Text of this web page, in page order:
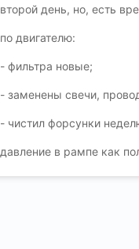
второй день, но, есть
по двигателю:
- фильтра новые;
- заменены свечи,
- чистил форсунки
давление в рампе как